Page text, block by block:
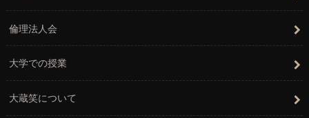
倫理法人会
大学での授業
大蔵笑について